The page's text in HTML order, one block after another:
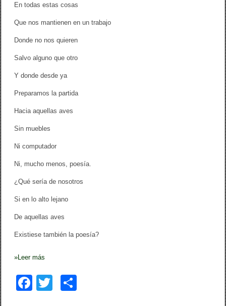
En todas estas cosas
Que nos mantienen en un trabajo
Donde no nos quieren
Salvo alguno que otro
Y donde desde ya
Preparamos la partida
Hacia aquellas aves
Sin muebles
Ni computador
Ni, mucho menos, poesía.
¿Qué sería de nosotros
Si en lo alto lejano
De aquellas aves
Existiese también la poesía?
»Leer más
F